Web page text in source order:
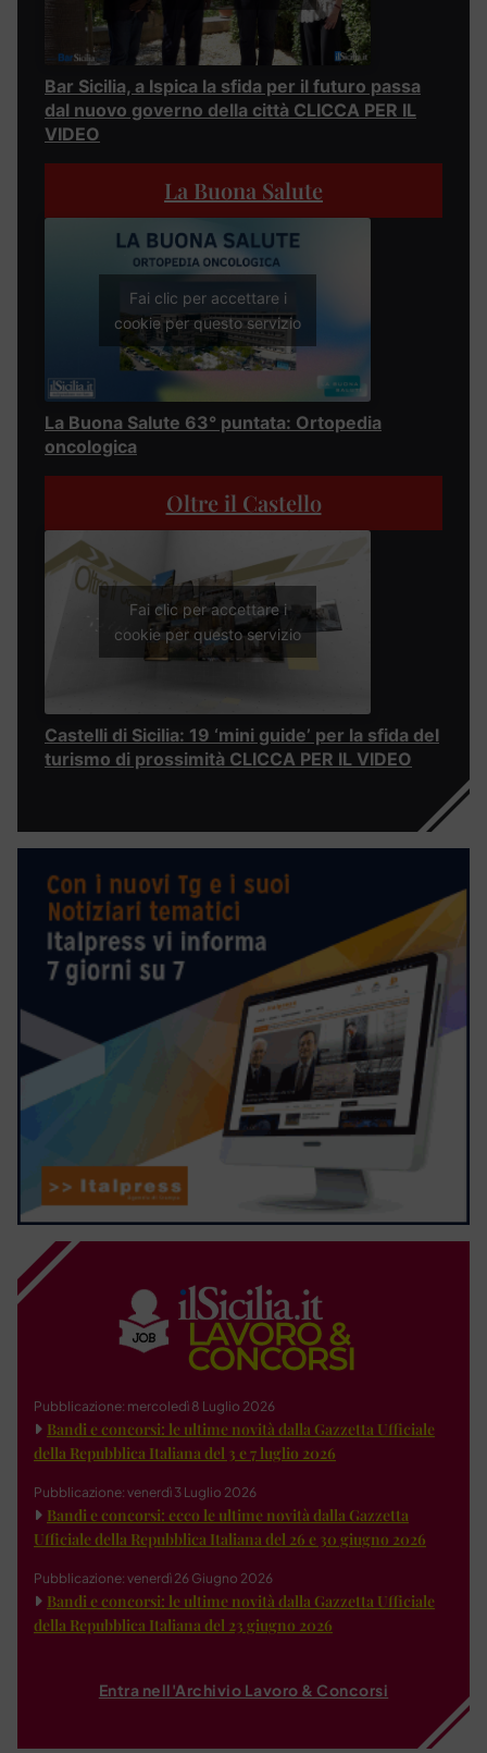
Bar Sicilia, a Ispica la sfida per il futuro passa
dal nuovo governo della città CLICCA PER IL
VIDEO
La Buona Salute
Fai clic per accettare i
cookie per questo servizio
La Buona Salute 63° puntata: Ortopedia
oncologica
Oltre il Castello
Fai clic per accettare i
cookie per questo servizio
Castelli di Sicilia: 19 ‘mini guide’ per la sfida del
turismo di prossimità CLICCA PER IL VIDEO
Pubblicazione: mercoledì 8 Luglio 2026
Bandi e concorsi: le ultime novità dalla Gazzetta Ufficiale
della Repubblica Italiana del 3 e 7 luglio 2026
Pubblicazione: venerdì 3 Luglio 2026
Bandi e concorsi: ecco le ultime novità dalla Gazzetta
Ufficiale della Repubblica Italiana del 26 e 30 giugno 2026
Pubblicazione: venerdì 26 Giugno 2026
Bandi e concorsi: le ultime novità dalla Gazzetta Ufficiale
della Repubblica Italiana del 23 giugno 2026
Entra nell'Archivio Lavoro & Concorsi